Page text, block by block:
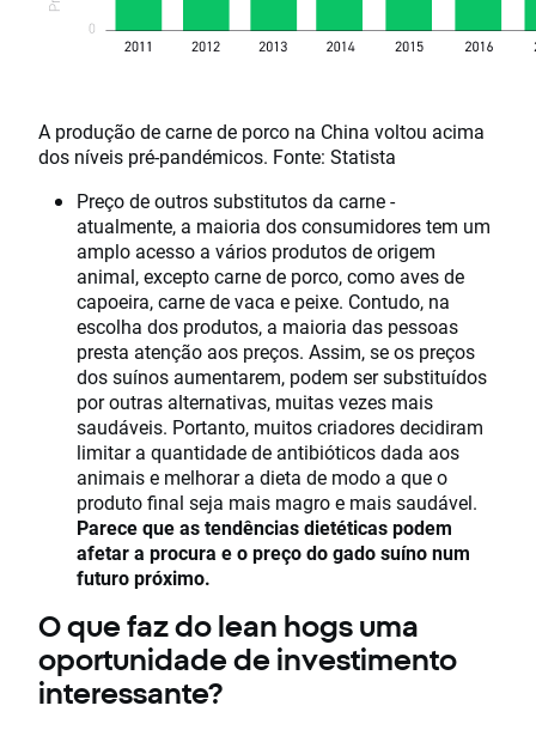
A produção de carne de porco na China voltou acima
dos níveis pré-pandémicos. Fonte: Statista
Preço de outros substitutos da carne -
atualmente, a maioria dos consumidores tem um
amplo acesso a vários produtos de origem
animal, excepto carne de porco, como aves de
capoeira, carne de vaca e peixe. Contudo, na
escolha dos produtos, a maioria das pessoas
presta atenção aos preços. Assim, se os preços
dos suínos aumentarem, podem ser substituídos
por outras alternativas, muitas vezes mais
saudáveis. Portanto, muitos criadores decidiram
limitar a quantidade de antibióticos dada aos
animais e melhorar a dieta de modo a que o
produto final seja mais magro e mais saudável.
Parece que as tendências dietéticas podem
afetar a procura e o preço do gado suíno num
futuro próximo.
O que faz do lean hogs uma
oportunidade de investimento
interessante?